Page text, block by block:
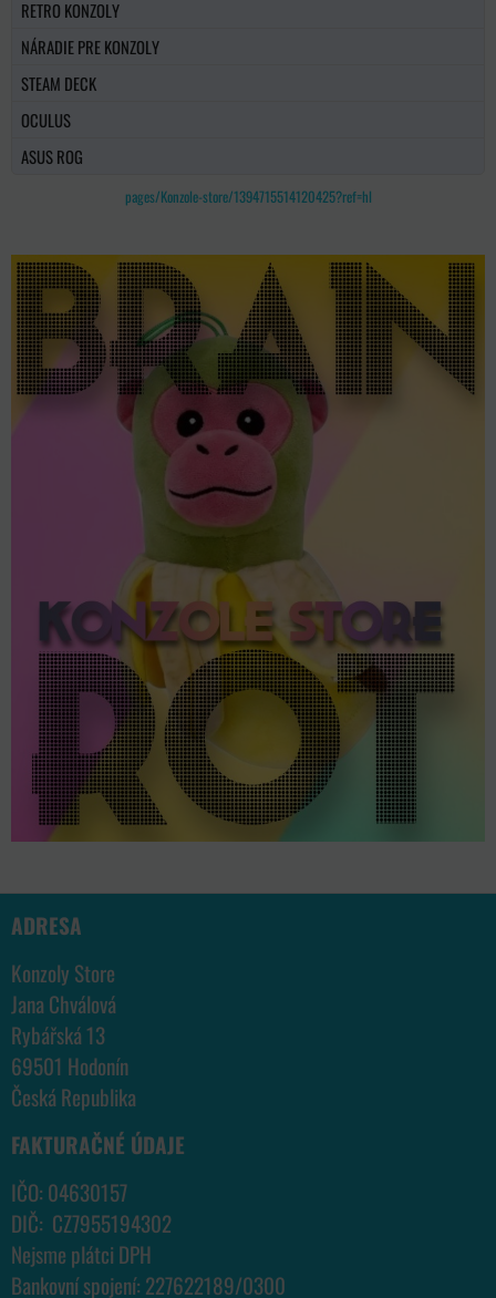
RETRO KONZOLY
NÁRADIE PRE KONZOLY
STEAM DECK
OCULUS
ASUS ROG
pages/Konzole-store/1394715514120425?ref=hl
ADRESA
Konzoly Store
Jana Chválová
Rybářská 13
69501 Hodonín
Česká Republika
FAKTURAČNÉ ÚDAJE
IČO: 04630157
DIČ: CZ7955194302
Nejsme plátci DPH
Bankovní spojení: 227622189/0300